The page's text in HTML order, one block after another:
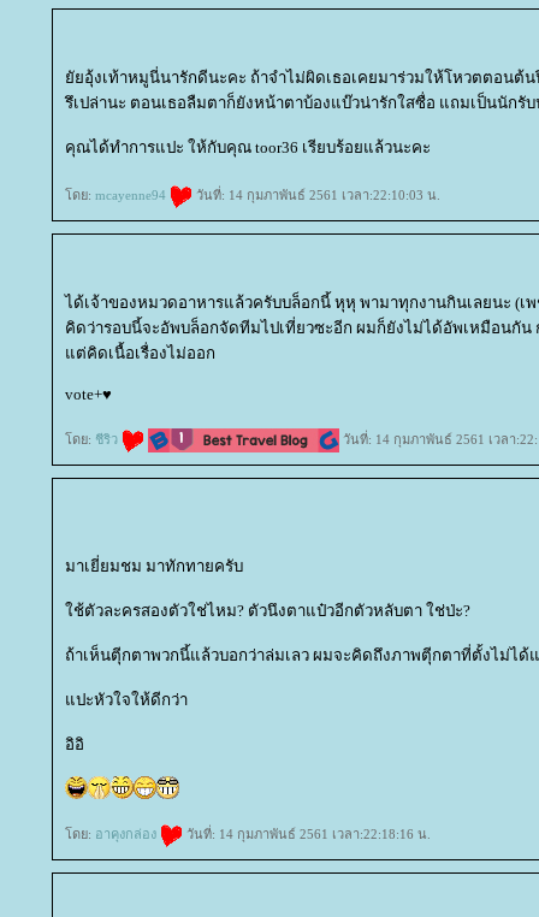
ยอุ้งเท้าหมูนี่นารักดีนะคะ ถ้าจำไม่ผิดเธอเคยมาร่วมให้โหวตตอนต้
รึเปล่านะ ตอนเธอลืมตาก็ยังหน้าตาบ้องแบ๊วน่ารักใสซื่อ แถมเป็นนักรั
คุณได้ทำการแปะ ให้กับคุณ toor36 เรียบร้อยแล้วนะคะ
ดย: mcayenne94 วันที่: 14 กุมภาพันธ์ 2561 เวลา:22:10:03 น.
ได้เจ้าของหมวดอาหารแล้วครับบล็อกนี้ หุหุ พามาทุกงานกินเลยนะ (เพ
คิดว่ารอบนี้จะอัพบล็อกจัดทีมไปเที่ยวซะอีก ผมก็ยังไม่ได้อัพเหมือนกั
ต่คิดเนื้อเรื่องไม่ออก
vote+♥
ดย: ชีริว วันที่: 14 กุมภาพันธ์ 2561 เวลา
มาเยี่ยมชม มาทักทายครับ
ช้ตัวละครสองตัวใช่ไหม? ตัวนึงตาแป๋วอีกตัวหลับตา ใช่ป่ะ?
ถ้าเห็นตุีกตาพวกนี้แล้วบอกว่าล่มเลว ผมจะคิดถึงภาพตุีกตาที่ตั้งไม่ได้
ปะหัวใจให้ดีกว่า
อิอิ
ดย: อาคุงกล่อง วันที่: 14 กุมภาพันธ์ 2561 เวลา:22:18:16 น.